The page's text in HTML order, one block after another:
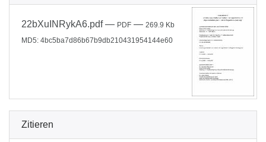
22bXuINRykA6.pdf— PDF — 269.9 Kb
MD5: 4bc5ba7d86b67b9db210431954144e60
Zitieren